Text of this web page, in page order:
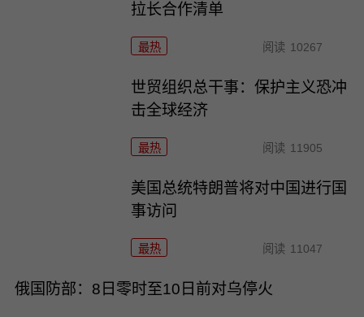
拉长合作清单
最热 阅读 10267
世贸组织总干事：保护主义恐冲
击全球经济
最热 阅读 11905
美国总统特朗普将对中国进行国
事访问
最热 阅读 11047
俄国防部：8日零时至10日前对乌停火